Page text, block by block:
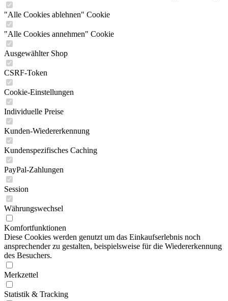
"Alle Cookies ablehnen" Cookie
"Alle Cookies annehmen" Cookie
Ausgewählter Shop
CSRF-Token
Cookie-Einstellungen
Individuelle Preise
Kunden-Wiedererkennung
Kundenspezifisches Caching
PayPal-Zahlungen
Session
Währungswechsel
Komfortfunktionen
Diese Cookies werden genutzt um das Einkaufserlebnis noch
ansprechender zu gestalten, beispielsweise für die Wiedererkennung
des Besuchers.
Merkzettel
Statistik & Tracking